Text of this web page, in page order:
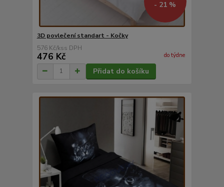
- 21 %
3D povlečení standart - Kočky
576 Kč/ks
476 Kč do týdne
Přidat do košíku